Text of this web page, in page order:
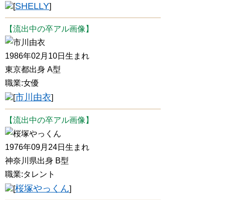
[SHELLY]
【流出中の卒アル画像】
市川由衣
1986年02月10日生まれ
東京都出身 A型
職業:女優
[市川由衣]
【流出中の卒アル画像】
桜塚やっくん
1976年09月24日生まれ
神奈川県出身 B型
職業:タレント
[桜塚やっくん]